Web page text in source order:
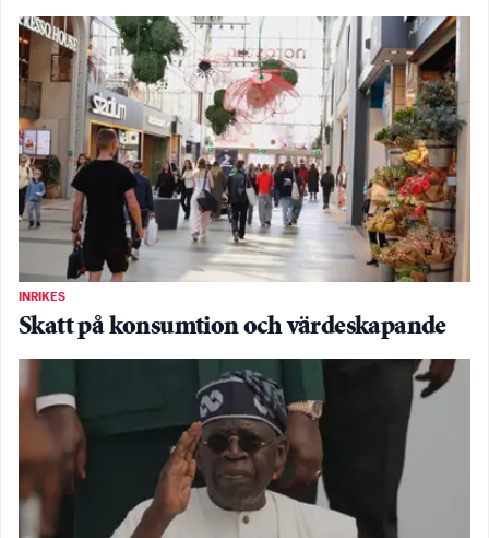
INRIKES
Skatt på konsumtion och värdeskapande